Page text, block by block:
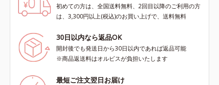
初めての方は、全国送料無料、2回目以降のご利用の方
は、3,300円以上(税込)のお買い上げで、送料無料
30日以内なら返品OK
開封後でも発送日から30日以内であれば返品可能
※商品返送料はオルビスが負担いたします
最短ご注文翌日お届け